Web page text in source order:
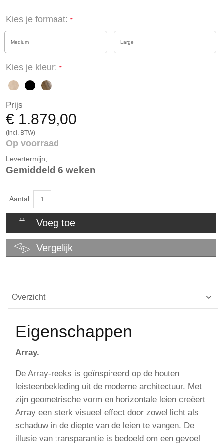
Kies je formaat:
Medium Large
Kies je kleur:
Prijs
€ 1.879,00
(Incl. BTW)
Op voorraad
Levertermijn,
Gemiddeld 6 weken
Aantal:
Voeg toe
Vergelijk
Overzicht
Eigenschappen
Array.
De Array-reeks is geïnspireerd op de houten
leisteenbekleding uit de moderne architectuur. Met
zijn geometrische vorm en horizontale leien creëert
Array een sterk visueel effect door zowel licht als
schaduw in de diepte van de leien te vangen. De
illusie van transparantie is bedoeld om een gevoel